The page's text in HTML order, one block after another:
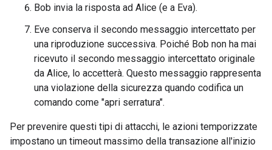
Bob invia la risposta ad Alice (e a Eva).
Eve conserva il secondo messaggio intercettato per
una riproduzione successiva. Poiché Bob non ha mai
ricevuto il secondo messaggio intercettato originale
da Alice, lo accetterà. Questo messaggio rappresenta
una violazione della sicurezza quando codifica un
comando come "apri serratura".
Per prevenire questi tipi di attacchi, le azioni temporizzate
impostano un timeout massimo della transazione all'inizio